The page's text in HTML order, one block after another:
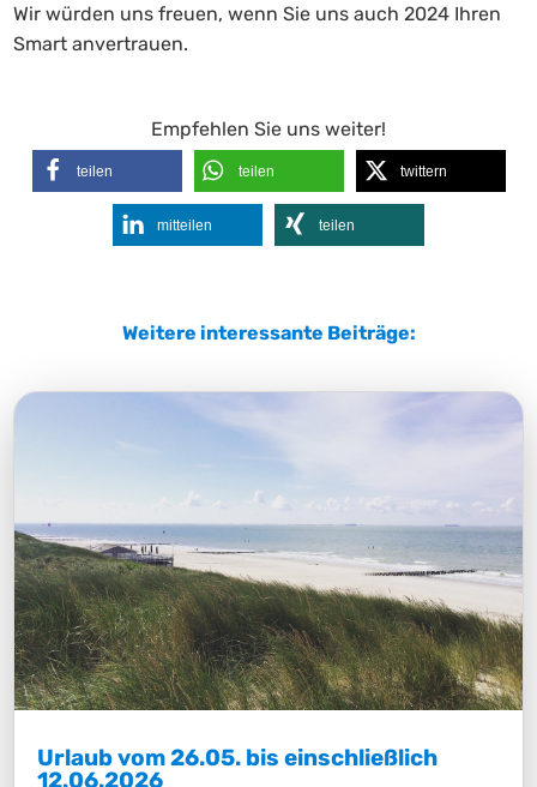
Wir würden uns freuen, wenn Sie uns auch 2024 Ihren
Smart anvertrauen.
Empfehlen Sie uns weiter!
teilen teilen twittern
mitteilen teilen
Weitere interessante Beiträge:
Urlaub vom 26.05. bis einschließlich
12.06.2026